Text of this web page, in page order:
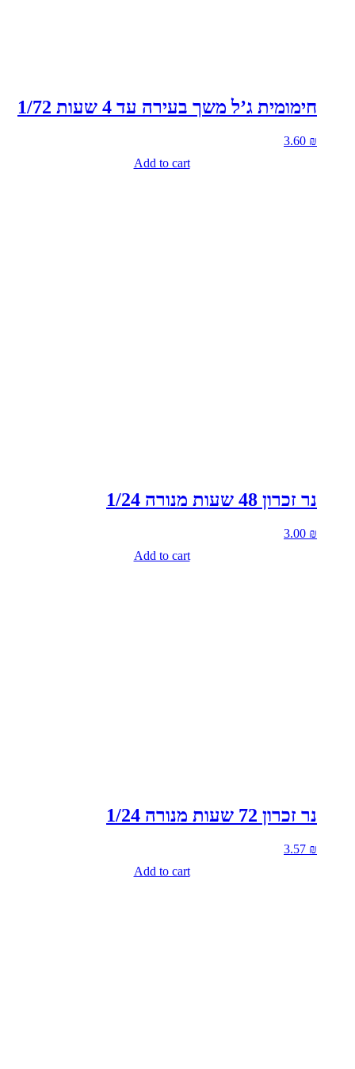
חימומית ג’ל משך בעירה עד 4 שעות 1/72
3.60 ₪
Add to cart
נר זכרון 48 שעות מנורה 1/24
3.00 ₪
Add to cart
נר זכרון 72 שעות מנורה 1/24
3.57 ₪
Add to cart